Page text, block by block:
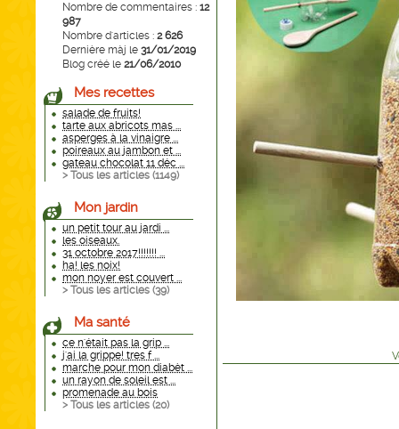
Nombre de commentaires : 12
987
Nombre d'articles : 2 626
Dernière màj le 31/01/2019
Blog créé le 21/06/2010
Mes recettes
salade de fruits!
tarte aux abricots mas ...
asperges à la vinaigre ...
poireaux au jambon et ...
gateau chocolat 11 déc ...
> Tous les articles (1149)
Mon jardin
un petit tour au jardi ...
les oiseaux.
31 octobre 2017!!!!!!! ...
ha! les noix!
mon noyer est couvert ...
> Tous les articles (39)
Ma santé
ce n'était pas la grip ...
j'ai la grippe! tres f ...
marche pour mon diabèt ...
un rayon de soleil est ...
promenade au bois
> Tous les articles (20)